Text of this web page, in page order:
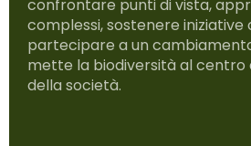
confrontare punti di vista,
complessi, sostenere
partecipare a un
mette la biodiversità al centro
della società.